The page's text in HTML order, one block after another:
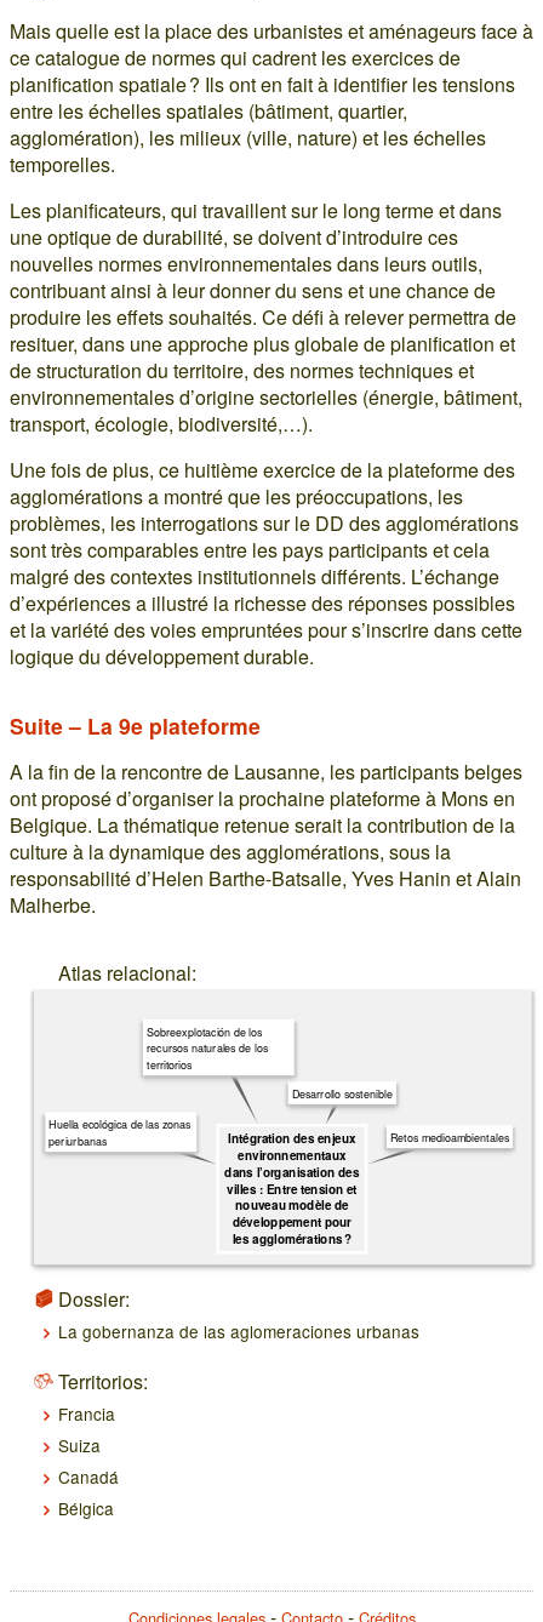
Mais quelle est la place des urbanistes et aménageurs face à
ce catalogue de normes qui cadrent les exercices de
planification spatiale ? Ils ont en fait à identifier les tensions
entre les échelles spatiales (bâtiment, quartier,
agglomération), les milieux (ville, nature) et les échelles
temporelles.
Les planificateurs, qui travaillent sur le long terme et dans
une optique de durabilité, se doivent d’introduire ces
nouvelles normes environnementales dans leurs outils,
contribuant ainsi à leur donner du sens et une chance de
produire les effets souhaités. Ce défi à relever permettra de
resituer, dans une approche plus globale de planification et
de structuration du territoire, des normes techniques et
environnementales d’origine sectorielles (énergie, bâtiment,
transport, écologie, biodiversité,…).
Une fois de plus, ce huitième exercice de la plateforme des
agglomérations a montré que les préoccupations, les
problèmes, les interrogations sur le DD des agglomérations
sont très comparables entre les pays participants et cela
malgré des contextes institutionnels différents. L’échange
d’expériences a illustré la richesse des réponses possibles
et la variété des voies empruntées pour s’inscrire dans cette
logique du développement durable.
Suite – La 9e plateforme
A la fin de la rencontre de Lausanne, les participants belges
ont proposé d’organiser la prochaine plateforme à Mons en
Belgique. La thématique retenue serait la contribution de la
culture à la dynamique des agglomérations, sous la
responsabilité d’Helen Barthe-Batsalle, Yves Hanin et Alain
Malherbe.
Atlas relacional:
Intégration des enjeux
environnementaux
dans l’organisation des
villes : Entre tension et
nouveau modèle de
développement pour
les agglomérations ?
Retos medioambientales
Desarrollo sostenible
Sobreexplotación de los
recursos naturales de los
territorios
Huella ecológica de las zonas
periurbanas
Dossier:
La gobernanza de las aglomeraciones urbanas
Territorios:
Francia
Suiza
Canadá
Bélgica